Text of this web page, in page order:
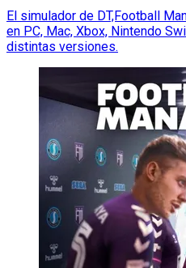
El simulador de DT,Football
en PC, Mac, Xbox, Nintendo
distintas versiones.